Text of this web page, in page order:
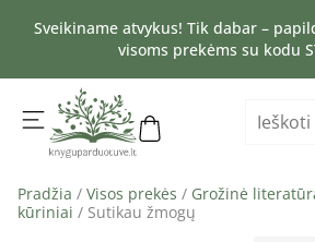
Sveikiname atvykus! Tik dabar –
visoms prekėms su kodu
Pradžia / Visos prekės / Grožinė
kūriniai / Sutikau žmogų